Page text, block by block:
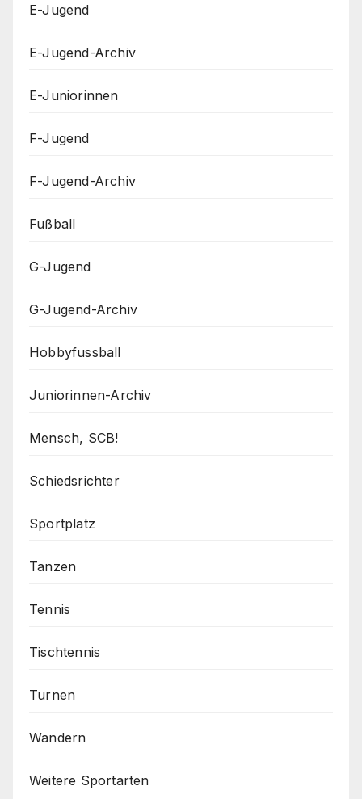
E-Jugend
E-Jugend-Archiv
E-Juniorinnen
F-Jugend
F-Jugend-Archiv
Fußball
G-Jugend
G-Jugend-Archiv
Hobbyfussball
Juniorinnen-Archiv
Mensch, SCB!
Schiedsrichter
Sportplatz
Tanzen
Tennis
Tischtennis
Turnen
Wandern
Weitere Sportarten